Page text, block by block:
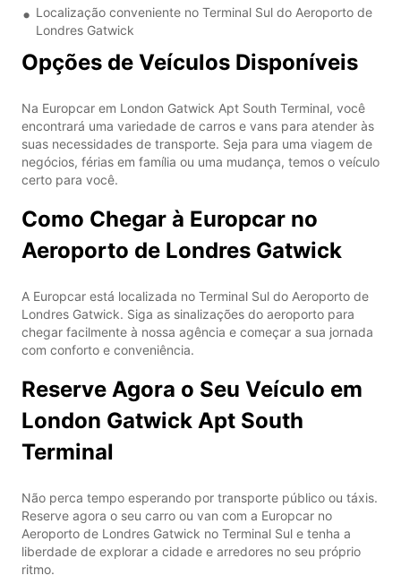
Localização conveniente no Terminal Sul do Aeroporto de
Londres Gatwick
Opções de Veículos Disponíveis
Na Europcar em London Gatwick Apt South Terminal, você
encontrará uma variedade de carros e vans para atender às
suas necessidades de transporte. Seja para uma viagem de
negócios, férias em família ou uma mudança, temos o veículo
certo para você.
Como Chegar à Europcar no
Aeroporto de Londres Gatwick
A Europcar está localizada no Terminal Sul do Aeroporto de
Londres Gatwick. Siga as sinalizações do aeroporto para
chegar facilmente à nossa agência e começar a sua jornada
com conforto e conveniência.
Reserve Agora o Seu Veículo em
London Gatwick Apt South
Terminal
Não perca tempo esperando por transporte público ou táxis.
Reserve agora o seu carro ou van com a Europcar no
Aeroporto de Londres Gatwick no Terminal Sul e tenha a
liberdade de explorar a cidade e arredores no seu próprio
ritmo.